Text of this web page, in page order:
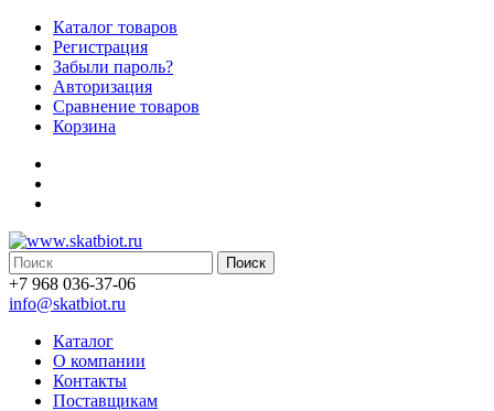
Каталог товаров
Регистрация
Забыли пароль?
Авторизация
Сравнение товаров
Корзина
Поиск
+7 968 036-37-06
info@skatbiot.ru
Каталог
О компании
Контакты
Поставщикам